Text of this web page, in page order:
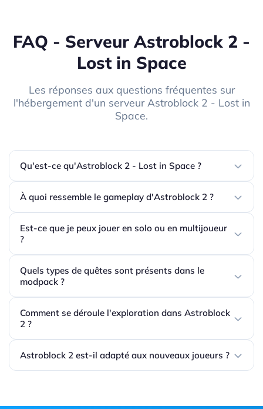
FAQ - Serveur Astroblock 2 -
Lost in Space
Les réponses aux questions fréquentes sur
l'hébergement d'un serveur Astroblock 2 - Lost in
Space.
Qu'est-ce qu'Astroblock 2 - Lost in Space ?
À quoi ressemble le gameplay d'Astroblock 2 ?
Est-ce que je peux jouer en solo ou en multijoueur
?
Quels types de quêtes sont présents dans le
modpack ?
Comment se déroule l'exploration dans Astroblock
2 ?
Astroblock 2 est-il adapté aux nouveaux joueurs ?